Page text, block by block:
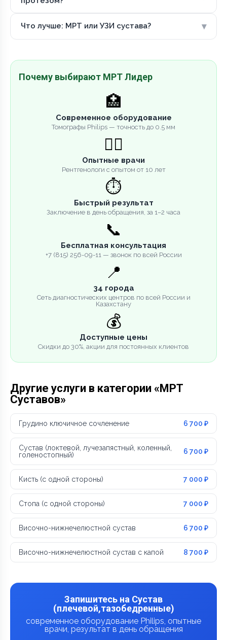
Что лучше: МРТ или УЗИ сустава? ▾
Почему выбирают МРТ Лидер
🏥
Современное оборудование
Томографы Philips — точность до 0.5 мм
👨‍⚕️
Опытные врачи
Рентгенологи с опытом от 10 лет
⏱️
Быстрый результат
Заключение в день обращения, за 1–2 часа
📞
Бесплатная консультация
+7 (815) 256-09-11 — звонок по всей России
📍
34 города
Сеть диагностических центров по всей России и
Казахстану
💰
Доступные цены
Скидки до 30%, акции для постоянных клиентов
Другие услуги в категории «МРТ
Суставов»
Грудино ключичное сочленение 6 700 ₽
Сустав (локтевой, лучезапястный, коленный,
голеностопный)
6 700 ₽
Кисть (с одной стороны) 7 000 ₽
Стопа (с одной стороны) 7 000 ₽
Височно-нижнечелюстной сустав 6 700 ₽
Височно-нижнечелюстной сустав с капой 8 700 ₽
Запишитесь на Сустав
(плечевой,тазобедренные)
современное оборудование Philips, опытные
врачи, результат в день обращения